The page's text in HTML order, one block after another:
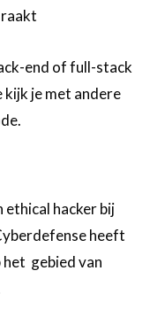
end of full-stack
kijk je met andere
ethical hacker bij
heeft
het gebied van